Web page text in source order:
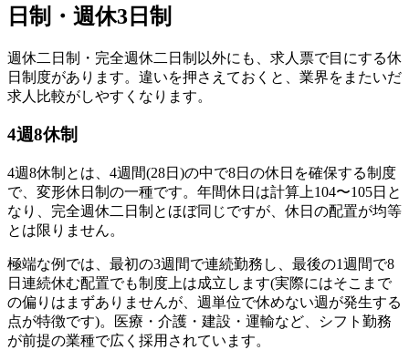
日制・週休3日制
週休二日制・完全週休二日制以外にも、求人票で目にする休
日制度があります。違いを押さえておくと、業界をまたいだ
求人比較がしやすくなります。
4週8休制
4週8休制とは、4週間(28日)の中で8日の休日を確保する制度
で、変形休日制の一種です。年間休日は計算上104〜105日と
なり、完全週休二日制とほぼ同じですが、休日の配置が均等
とは限りません。
極端な例では、最初の3週間で連続勤務し、最後の1週間で8
日連続休む配置でも制度上は成立します(実際にはそこまで
の偏りはまずありませんが、週単位で休めない週が発生する
点が特徴です)。医療・介護・建設・運輸など、シフト勤務
が前提の業種で広く採用されています。